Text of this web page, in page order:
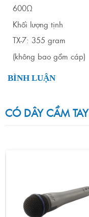
600Ω
Khối lượng tịnh
TX-7: 355 gram
(không bao gồm cáp)
BÌNH LUẬN
CÓ DÂY CẦM TAY